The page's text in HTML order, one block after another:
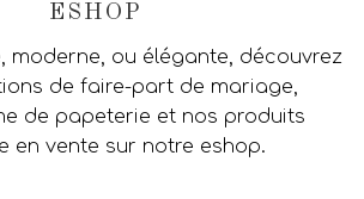
ESHOP
moderne, ou élégante, découvrez
de faire-part de mariage,
de papeterie et nos produits
en vente sur notre eshop.